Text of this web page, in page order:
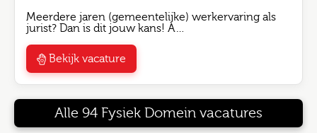
Meerdere jaren (gemeentelijke) werkervaring als
jurist? Dan is dit jouw kans! A…
Bekijk vacature
Alle 94 Fysiek Domein vacatures